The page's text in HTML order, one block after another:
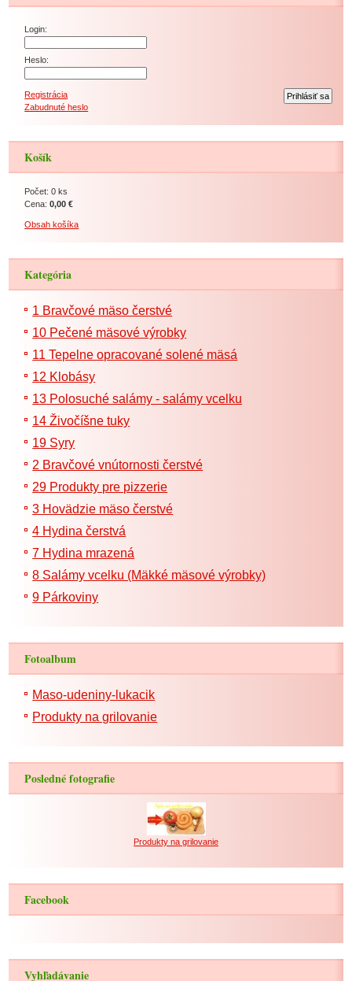
Login:
Heslo:
Registrácia
Zabudnuté heslo
Košík
Počet: 0 ks
Cena:0,00 €
Obsah košíka
Kategória
1 Bravčové mäso čerstvé
10 Pečené mäsové výrobky
11 Tepelne opracované solené mäsá
12 Klobásy
13 Polosuché salámy - salámy vcelku
14 Živočíšne tuky
19 Syry
2 Bravčové vnútornosti čerstvé
29 Produkty pre pizzerie
3 Hovädzie mäso čerstvé
4 Hydina čerstvá
7 Hydina mrazená
8 Salámy vcelku (Mäkké mäsové výrobky)
9 Párkoviny
Fotoalbum
Maso-udeniny-lukacik
Produkty na grilovanie
Posledné fotografie
Produkty na grilovanie
Facebook
Vyhľadávanie